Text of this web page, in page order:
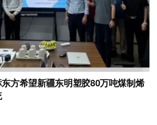
方希望新疆东明塑胶80万吨煤制烯